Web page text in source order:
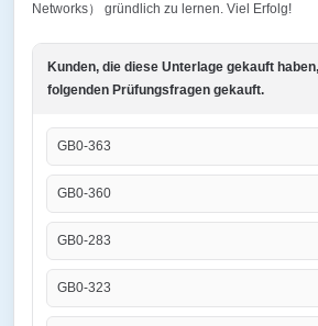
Networks） gründlich zu lernen. Viel Erfolg!
Kunden, die diese Unterlage gekauft
folgenden Prüfungsfragen gekauft.
GB0-363
GB0-360
GB0-283
GB0-323